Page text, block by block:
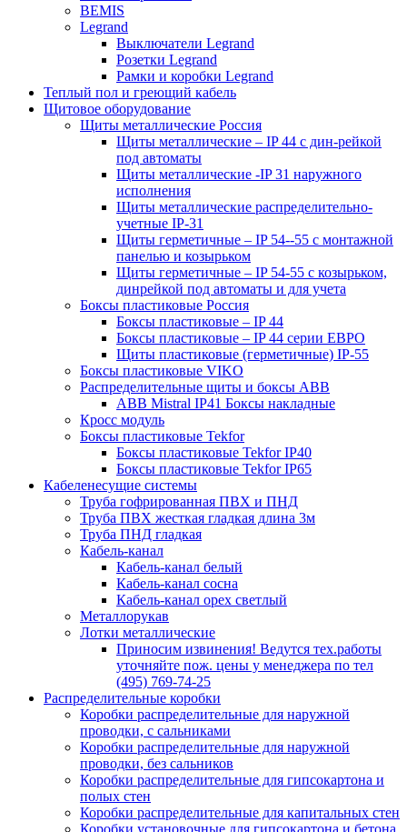
BEMIS
Legrand
Выключатели Legrand
Розетки Legrand
Рамки и коробки Legrand
Теплый пол и греющий кабель
Щитовое оборудование
Щиты металлические Россия
Щиты металлические – IP 44 с дин-рейкой
под автоматы
Щиты металлические -IP 31 наружного
исполнения
Щиты металлические распределительно-
учетные IP-31
Щиты герметичные – IP 54--55 с монтажной
панелью и козырьком
Щиты герметичные – IP 54-55 с козырьком,
динрейкой под автоматы и для учета
Боксы пластиковые Россия
Боксы пластиковые – IP 44
Боксы пластиковые – IP 44 серии ЕВРО
Щиты пластиковые (герметичные) IP-55
Боксы пластиковые VIKO
Распределительные щиты и боксы АВВ
ABB Mistral IP41 Боксы накладные
Кросс модуль
Боксы пластиковые Tekfor
Боксы пластиковые Tekfor IP40
Боксы пластиковые Tekfor IP65
Кабеленесущие системы
Труба гофрированная ПВХ и ПНД
Труба ПВХ жесткая гладкая длина 3м
Труба ПНД гладкая
Кабель-канал
Кабель-канал белый
Кабель-канал сосна
Кабель-канал орех светлый
Металлорукав
Лотки металлические
Приносим извинения! Ведутся тех.работы
уточняйте пож. цены у менеджера по тел
(495) 769-74-25
Распределительные коробки
Коробки распределительные для наружной
проводки, с сальниками
Коробки распределительные для наружной
проводки, без сальников
Коробки распределительные для гипсокартона и
полых стен
Коробки распределительные для капитальных стен
Коробки установочные для гипсокартона и бетона